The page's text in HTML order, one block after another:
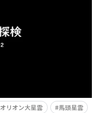
オリオン大星雲
馬頭星雲